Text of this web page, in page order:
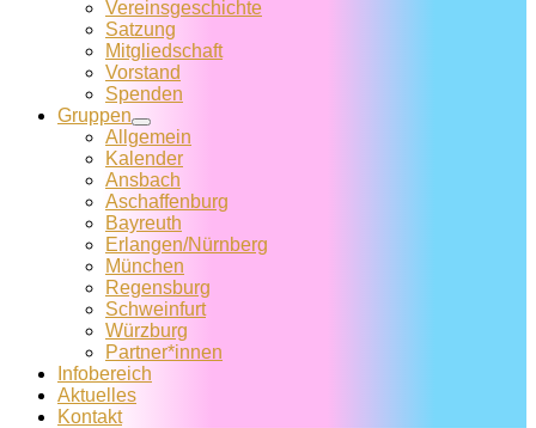
Vereins­geschichte
Satzung
Mitglied­schaft
Vorstand
Spenden
Gruppen
Allgemein
Kalender
Ansbach
Aschaffenburg
Bayreuth
Erlangen/Nürnberg
München
Regensburg
Schweinfurt
Würzburg
Partner*innen
Infobereich
Aktuelles
Kontakt